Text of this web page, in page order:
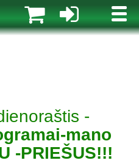
MENIU
-
mano
-PRIEŠUS!!!